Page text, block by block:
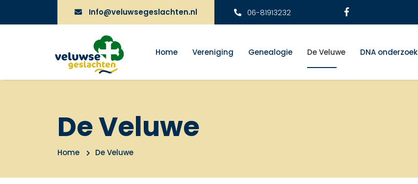
Info@veluwsegeslachten.nl 06-81913232
Home Vereniging Genealogie De Veluwe DNA onderzoek
De Veluwe
Home De Veluwe